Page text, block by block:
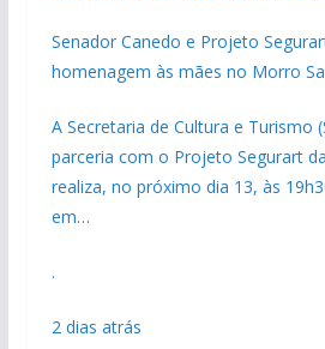
Senador Canedo e Projeto
homenagem às mães no Morro
A Secretaria de Cultura e Turismo
parceria com o Projeto Segurart
realiza, no próximo dia 13, às
em…
.
2 dias atrás